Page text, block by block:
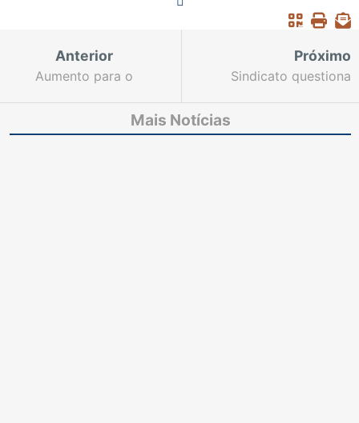
Anterior
Aumento para o
Próximo
Sindicato questiona
Vinculante 4 a casos já
decididos pela Justiça
Mais Notícias